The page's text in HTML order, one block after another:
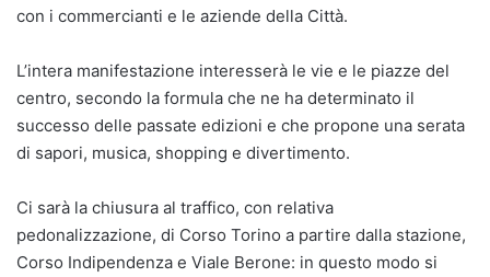
con i commercianti e le aziende della Città.
L’intera manifestazione interesserà le vie e le piazze del
centro, secondo la formula che ne ha determinato il
successo delle passate edizioni e che propone una serata
di sapori, musica, shopping e divertimento.
Ci sarà la chiusura al traffico, con relativa
pedonalizzazione, di Corso Torino a partire dalla stazione,
Corso Indipendenza e Viale Berone: in questo modo si